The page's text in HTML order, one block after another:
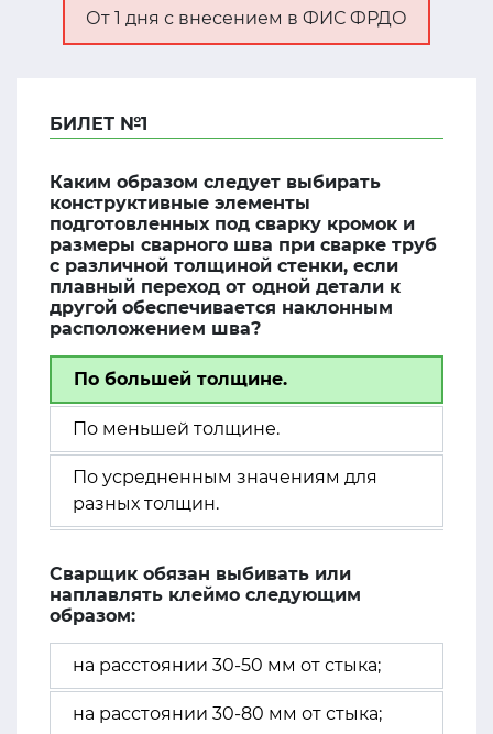
От 1 дня с внесением в ФИС ФРДО
БИЛЕТ №1
Каким образом следует выбирать
конструктивные элементы
подготовленных под сварку кромок и
размеры сварного шва при сварке труб
с различной толщиной стенки, если
плавный переход от одной детали к
другой обеспечивается наклонным
расположением шва?
По большей толщине.
По меньшей толщине.
По усредненным значениям для
разных толщин.
Сварщик обязан выбивать или
наплавлять клеймо следующим
образом:
на расстоянии 30-50 мм от стыка;
на расстоянии 30-80 мм от стыка;